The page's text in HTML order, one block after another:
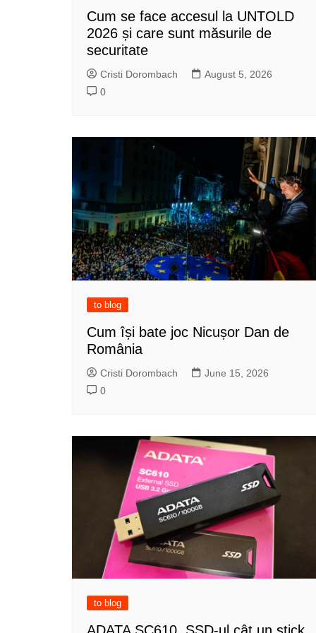
Cum se face accesul la UNTOLD
2026 și care sunt măsurile de
securitate
Cristi Dorombach
August 5, 2026
0
to blog
Cum își bate joc Nicușor Dan de
România
Cristi Dorombach
June 15, 2026
0
to blog